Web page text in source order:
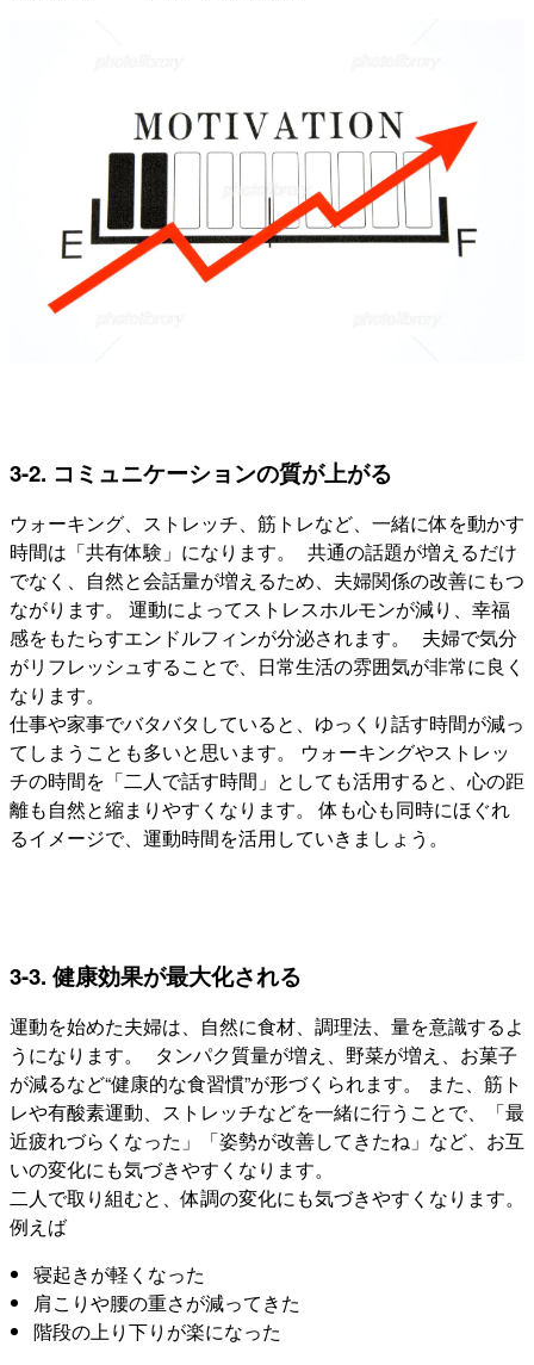
3-2. コミュニケーションの質が上がる
ウォーキング、ストレッチ、筋トレなど、一緒に体を動かす
時間は「共有体験」になります。 共通の話題が増えるだけ
でなく、自然と会話量が増えるため、夫婦関係の改善にもつ
ながります。 運動によってストレスホルモンが減り、幸福
感をもたらすエンドルフィンが分泌されます。 夫婦で気分
がリフレッシュすることで、日常生活の雰囲気が非常に良く
なります。
仕事や家事でバタバタしていると、ゆっくり話す時間が減っ
てしまうことも多いと思います。 ウォーキングやストレッ
チの時間を「二人で話す時間」としても活用すると、心の距
離も自然と縮まりやすくなります。 体も心も同時にほぐれ
るイメージで、運動時間を活用していきましょう。
3-3. 健康効果が最大化される
運動を始めた夫婦は、自然に食材、調理法、量を意識するよ
うになります。 タンパク質量が増え、野菜が増え、お菓子
が減るなど“健康的な食習慣”が形づくられます。 また、筋ト
レや有酸素運動、ストレッチなどを一緒に行うことで、「最
近疲れづらくなった」「姿勢が改善してきたね」など、お互
いの変化にも気づきやすくなります。
二人で取り組むと、体調の変化にも気づきやすくなります。
例えば
寝起きが軽くなった
肩こりや腰の重さが減ってきた
階段の上り下りが楽になった